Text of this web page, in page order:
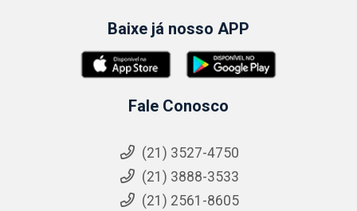
Baixe já nosso APP
Fale Conosco
(21) 3527-4750
(21) 3888-3533
(21) 2561-8605